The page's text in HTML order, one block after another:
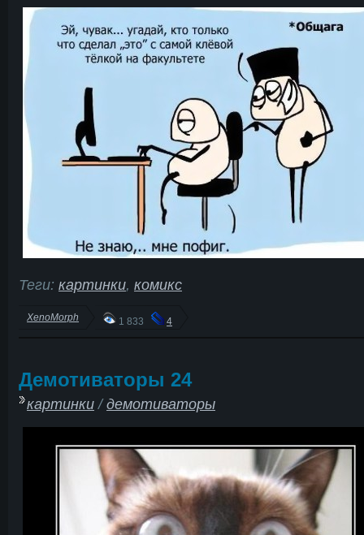
Теги: картинки, комикс
XenoMorph 1 833 4
Демотиваторы 24
картинки/демотиваторы